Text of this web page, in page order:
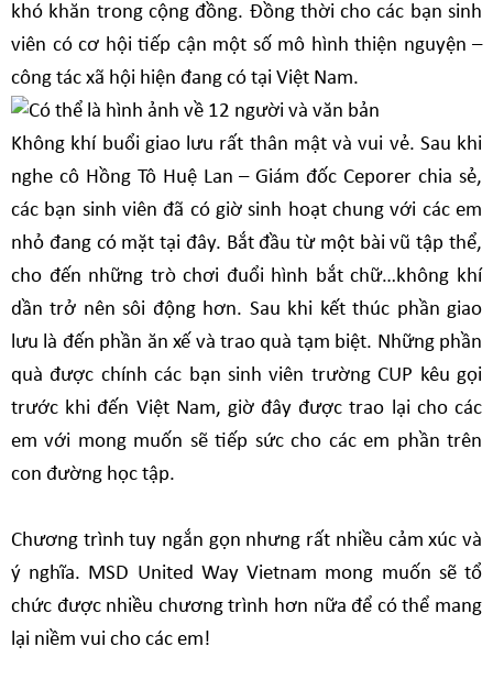
khó khăn trong cộng đồng. Đồng thời cho các bạn sinh
viên có cơ hội tiếp cận một số mô hình thiện nguyện –
công tác xã hội hiện đang có tại Việt Nam.
Không khí buổi giao lưu rất thân mật và vui vẻ. Sau khi
nghe cô Hồng Tô Huệ Lan – Giám đốc Ceporer chia sẻ,
các bạn sinh viên đã có giờ sinh hoạt chung với các em
nhỏ đang có mặt tại đây. Bắt đầu từ một bài vũ tập thể,
cho đến những trò chơi đuổi hình bắt chữ…không khí
dần trở nên sôi động hơn. Sau khi kết thúc phần giao
lưu là đến phần ăn xế và trao quà tạm biệt. Những phần
quà được chính các bạn sinh viên trường CUP kêu gọi
trước khi đến Việt Nam, giờ đây được trao lại cho các
em với mong muốn sẽ tiếp sức cho các em phần trên
con đường học tập.
Chương trình tuy ngắn gọn nhưng rất nhiều cảm xúc và
ý nghĩa. MSD United Way Vietnam mong muốn sẽ tổ
chức được nhiều chương trình hơn nữa để có thể mang
lại niềm vui cho các em!